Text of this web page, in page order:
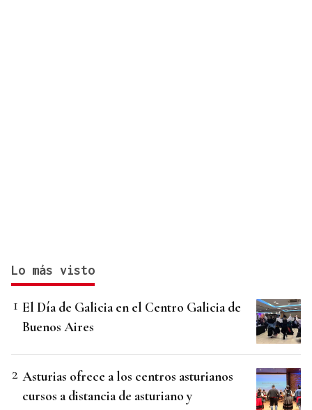
Lo más visto
El Día de Galicia en el Centro Galicia de
Buenos Aires
Asturias ofrece a los centros asturianos
cursos a distancia de asturiano y